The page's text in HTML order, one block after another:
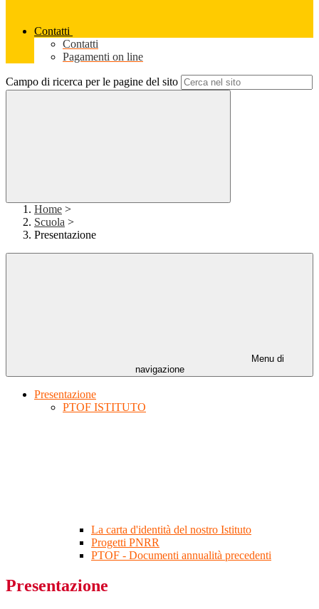
Contatti
Contatti
Pagamenti on line
Campo di ricerca per le pagine del sito
Home >
Scuola >
Presentazione
Menu di
navigazione
Presentazione
PTOF ISTITUTO
La carta d'identità del nostro Istituto
Progetti PNRR
PTOF - Documenti annualità precedenti
Presentazione